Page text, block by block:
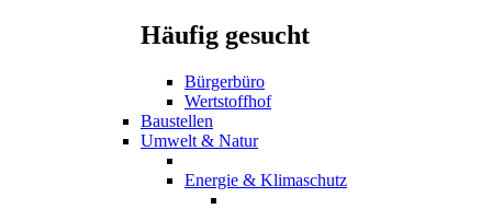
Häufig gesucht
Bürgerbüro
Wertstoffhof
Baustellen
Umwelt & Natur
Energie & Klimaschutz